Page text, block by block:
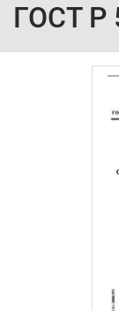
ГОСТ Р